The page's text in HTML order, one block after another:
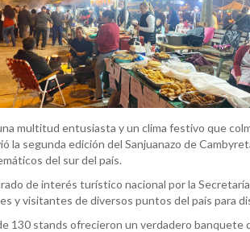
multitud entusiasta y un clima festivo que
la segunda edición del Sanjuanazo de
del sur del país.
de interés turístico nacional por la
y visitantes de diversos puntos del país para
130 stands ofrecieron un verdadero banquete